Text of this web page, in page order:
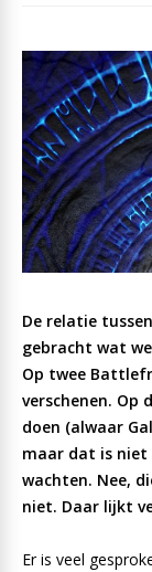
De relatie
gebracht wat
Op twee
verschenen. Op
doen (alwaar
maar dat is niet
wachten. Nee,
niet. Daar lijkt
Er is veel